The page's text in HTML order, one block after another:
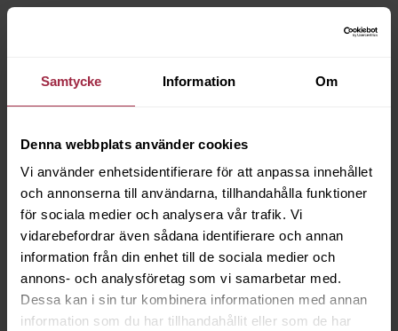
Samtycke Information Om
Denna webbplats använder cookies
Vi använder enhetsidentifierare för att anpassa innehållet
och annonserna till användarna, tillhandahålla funktioner
för sociala medier och analysera vår trafik. Vi
vidarebefordrar även sådana identifierare och annan
information från din enhet till de sociala medier och
annons- och analysföretag som vi samarbetar med.
Dessa kan i sin tur kombinera informationen med annan
information som du har tillhandahållit eller som de har